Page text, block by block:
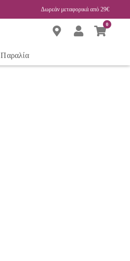
Δωρεάν μεταφορικά από 29€
0
Παραλία